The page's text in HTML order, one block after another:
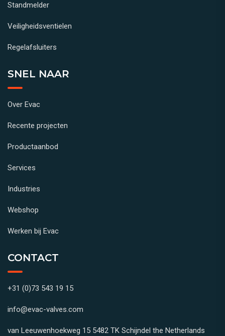
Standmelder
Veiligheidsventielen
Regelafsluiters
SNEL NAAR
Over Evac
Recente projecten
Productaanbod
Services
Industries
Webshop
Werken bij Evac
CONTACT
+31 (0)73 543 19 15
info@evac-valves.com
van Leeuwenhoekweg 15 5482 TK Schijndel the Netherlands